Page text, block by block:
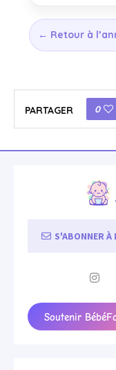
← Retour à
PARTAGER 0
S'ABONNER À
Soutenir